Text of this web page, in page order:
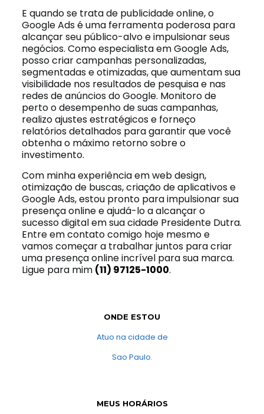
E quando se trata de publicidade online, o
Google Ads é uma ferramenta poderosa para
alcançar seu público-alvo e impulsionar seus
negócios. Como especialista em Google Ads,
posso criar campanhas personalizadas,
segmentadas e otimizadas, que aumentam sua
visibilidade nos resultados de pesquisa e nas
redes de anúncios do Google. Monitoro de
perto o desempenho de suas campanhas,
realizo ajustes estratégicos e forneço
relatórios detalhados para garantir que você
obtenha o máximo retorno sobre o
investimento.
Com minha experiência em web design,
otimização de buscas, criação de aplicativos e
Google Ads, estou pronto para impulsionar sua
presença online e ajudá-lo a alcançar o
sucesso digital em sua cidade Presidente Dutra.
Entre em contato comigo hoje mesmo e
vamos começar a trabalhar juntos para criar
uma presença online incrível para sua marca.
Ligue para mim (11) 97125-1000.
ONDE ESTOU
Atuo na cidade de
Sao Paulo.
MEUS HORÁRIOS